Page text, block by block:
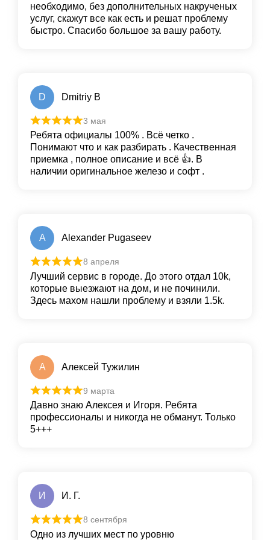
необходимо, без дополнительных накрученых
услуг, скажут все как есть и решат проблему
быстро. Спасибо большое за вашу работу.
D Dmitriy B
3 мая
Ребята официалы 100% . Всё четко .
Понимают что и как разбирать . Качественная
приемка , полное описание и всё 👍. В
наличии оригинальное железо и софт .
A Alexander Pugaseev
8 апреля
Лучший сервис в городе. До этого отдал 10k,
которые выезжают на дом, и не починили.
Здесь махом нашли проблему и взяли 1.5k.
А Алексей Тужилин
9 марта
Давно знаю Алексея и Игоря. Ребята
профессионалы и никогда не обманут. Только
5+++
И И. Г.
8 сентября
Одно из лучших мест по уровню